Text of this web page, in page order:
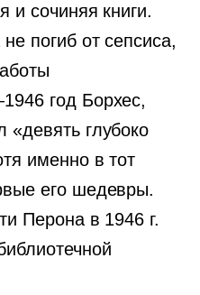
и сочиняя книги.
погиб от сепсиса,
год Борхес,
«девять глубоко
именно в тот
его шедевры.
Перона в 1946 г.